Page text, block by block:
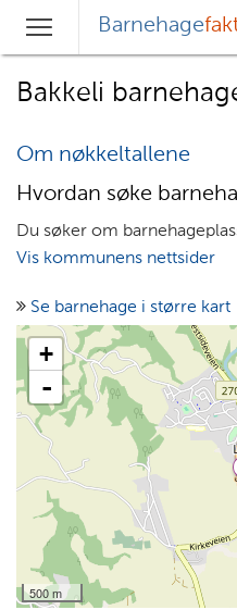
Hovedmeny
Barnehage
Søk
Bakkeli
Om nøkkeltallene
Hvordan søke
Du søker om
Vis kommunens nettsider
Se barnehage i større kart
+
-
500 m